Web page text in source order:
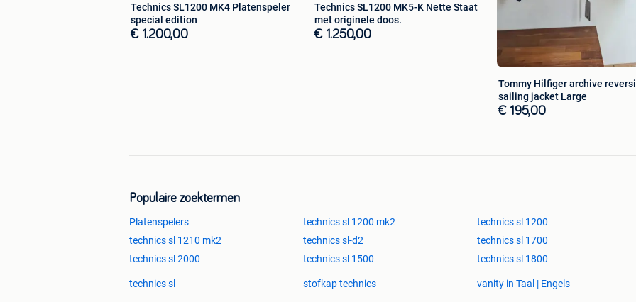
Technics SL1200 MK4 Platenspeler
special edition
€ 1.200,00
Technics SL1200 MK5-K Nette Staat
met originele doos.
€ 1.250,00
Tommy Hilfiger archive
sailing jacket Large
€ 195,00
Populaire zoektermen
Platenspelers technics sl 1200 mk2 technics sl 1200
technics sl 1210 mk2
technics sl-d2 technics sl 1700
technics sl 2000
technics sl 1500 technics sl 1800
technics sl stofkap technics vanity in Taal | Engels